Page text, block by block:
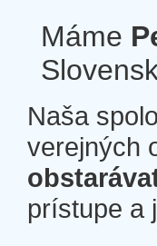
Máme
Naša
verejných
prístupe a